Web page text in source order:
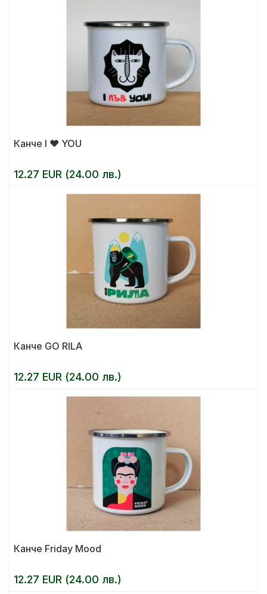
Канче I ❤ YOU
12.27 EUR (24.00 лв.)
Канче GO RILA
12.27 EUR (24.00 лв.)
Канче Friday Mood
12.27 EUR (24.00 лв.)